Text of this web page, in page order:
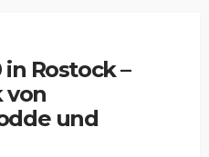
Rostock –
von
und